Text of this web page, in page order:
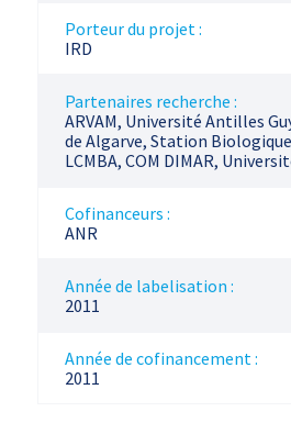
Porteur du projet :
IRD
Partenaires recherche :
ARVAM, Université Antilles
de Algarve, Station Biologique
LCMBA, COM DIMAR,
Cofinanceurs :
ANR
Année de labelisation :
2011
Année de cofinancement :
2011